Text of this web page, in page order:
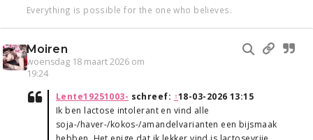
Everything is possible for the one who believes.
Moiren
woensdag 18 maart 2026 om
19:24
Lente19251003- schreef: ↑18-03-2026 13:15
Ik ben lactose intolerant en vind alle
soja-/haver-/kokos-/amandelvarianten een bijsmaak